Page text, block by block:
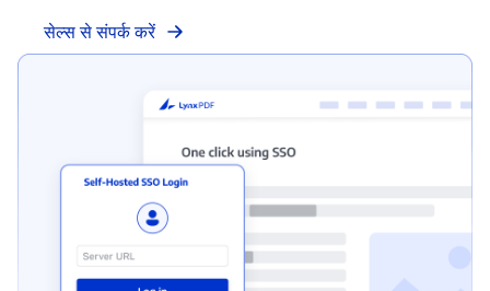
सेल्स से संपर्क करें